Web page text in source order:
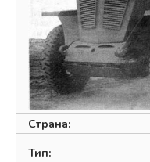
Страна:
Тип: